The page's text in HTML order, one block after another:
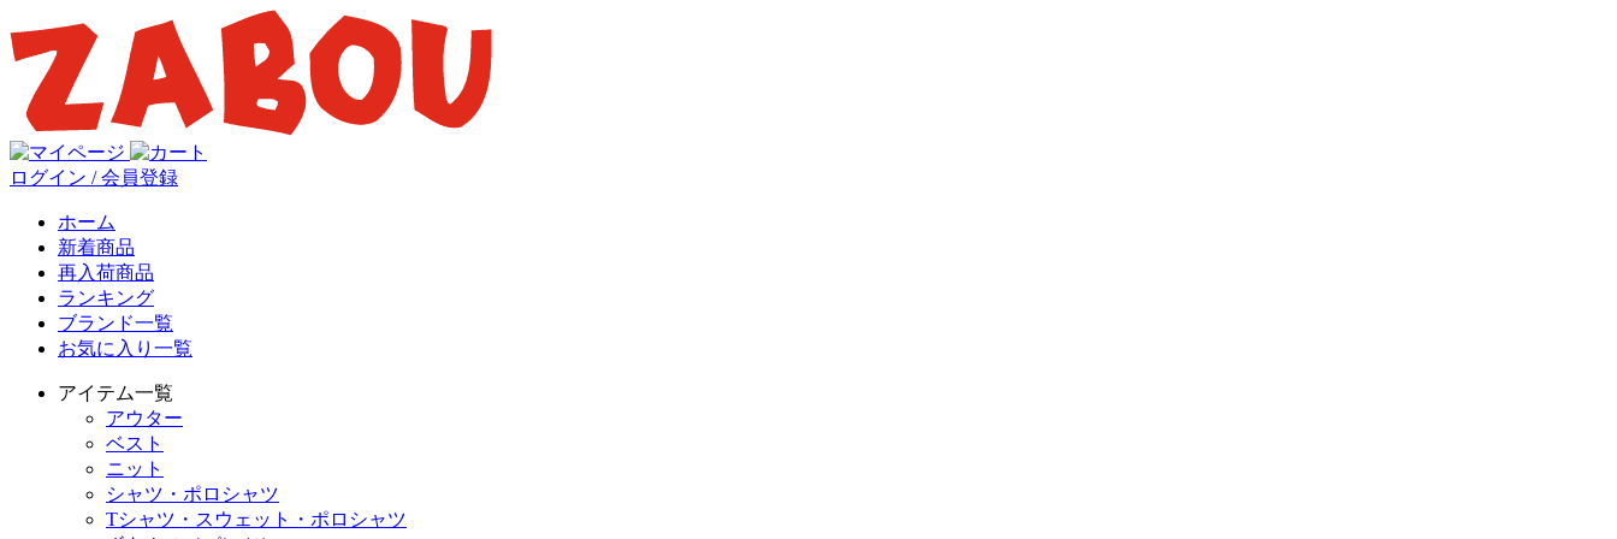
ログイン / 会員登録
ホーム
新着商品
再入荷商品
ランキング
ブランド一覧
お気に入り一覧
アイテム一覧
アウター
ベスト
ニット
シャツ・ポロシャツ
Tシャツ・スウェット・ポロシャツ